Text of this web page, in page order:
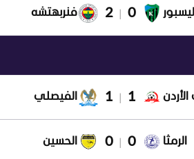
0
2 فنربهتشه
1
1 الفيصلي
الرمثا 0
0 الحسين